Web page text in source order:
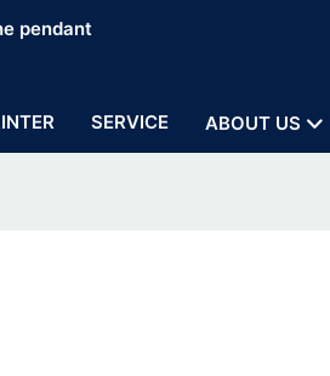
pendant
SERVICE ABOUT US